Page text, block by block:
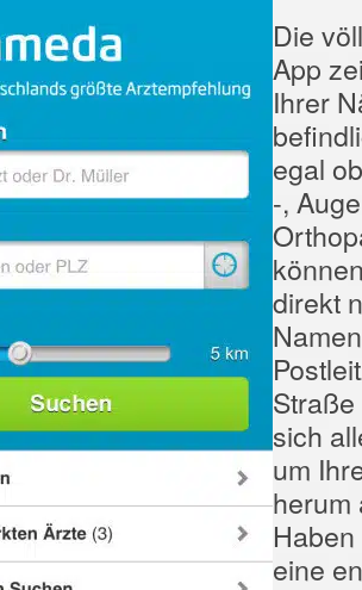
Die
App
Ihrer
egal
-,
direkt
sich
um
herum
eine